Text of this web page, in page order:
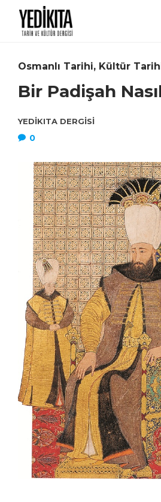
Osmanlı Tarihi, Kültür
Bir Padişah
YEDIKITA DERGISI
0